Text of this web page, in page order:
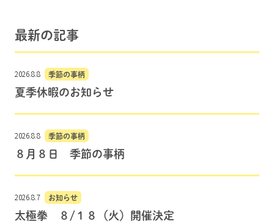
最新の記事
2026.8.8 季節の事柄
夏季休暇のお知らせ
2026.8.8 季節の事柄
８月８日 季節の事柄
2026.8.7 お知らせ
太極拳 ８/１８（火）開催決定